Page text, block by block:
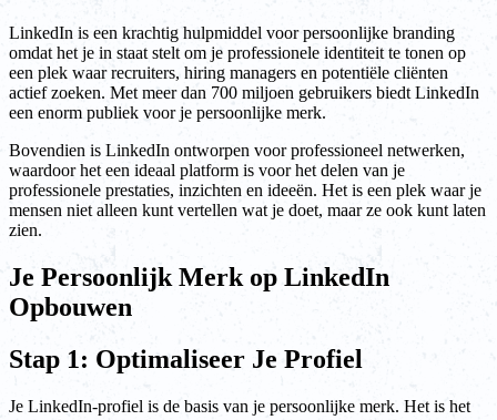
LinkedIn is een krachtig hulpmiddel voor persoonlijke branding
omdat het je in staat stelt om je professionele identiteit te tonen op
een plek waar recruiters, hiring managers en potentiële cliënten
actief zoeken. Met meer dan 700 miljoen gebruikers biedt LinkedIn
een enorm publiek voor je persoonlijke merk.
Bovendien is LinkedIn ontworpen voor professioneel netwerken,
waardoor het een ideaal platform is voor het delen van je
professionele prestaties, inzichten en ideeën. Het is een plek waar je
mensen niet alleen kunt vertellen wat je doet, maar ze ook kunt laten
zien.
Je Persoonlijk Merk op LinkedIn
Opbouwen
Stap 1: Optimaliseer Je Profiel
Je LinkedIn-profiel is de basis van je persoonlijke merk. Het is het